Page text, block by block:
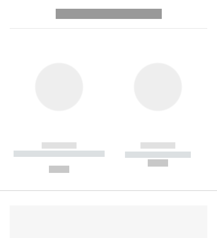
------------
----------- ----------- --------
------------
----------- -----------